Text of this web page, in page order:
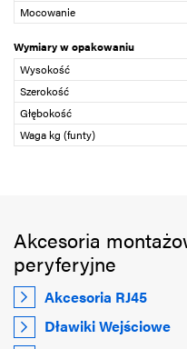
Mocowanie
Wymiary w opakowaniu
Wysokość
Szerokość
Głębokość
Waga kg (funty)
Akcesoria
peryferyjne
Akcesoria RJ45
Dławiki Wejściowe